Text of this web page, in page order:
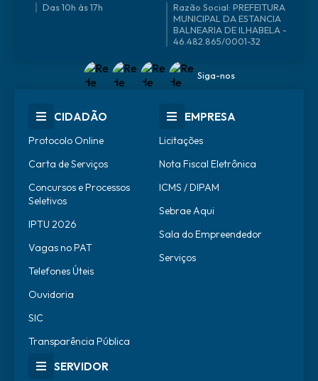
Das 10h às 17h
46.482.865/0001-32
Siga-nos
CIDADÃO
Protocolo Online
Carta de Serviços
Concursos e Processos
Seletivos
IPTU 2026
Vagas no PAT
Telefones Úteis
Ouvidoria
SIC
Transparência Pública
EMPRESA
Licitações
Nota Fiscal Eletrônica
ICMS / DIPAM
Sebrae Aqui
Sala do Empreendedor
Serviços
SERVIDOR